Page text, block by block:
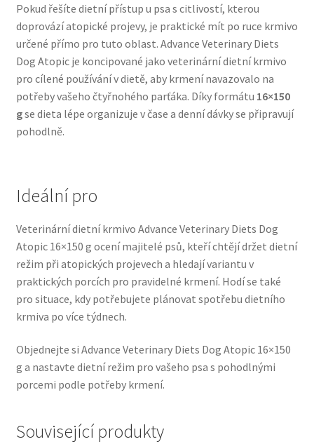
Ortopedické pelíšky
Přepravky pro psy
Purizon pro psy — Vysoký obsah masa, bez obilovin
Royal Canin pro psy
Vodítka a obojky
Wolf of Wilderness
Pokud řešíte dietní přístup u psa s citlivostí, kterou
doprovází atopické projevy, je praktické mít po ruce krmivo
určené přímo pro tuto oblast. Advance Veterinary Diets
Dog Atopic je koncipované jako veterinární dietní krmivo
pro cílené používání v dietě, aby krmení navazovalo na
potřeby vašeho čtyřnohého parťáka. Díky formátu 16×150
gse dieta lépe organizuje v čase a denní dávky se připravují
pohodlně.
Ideální pro
Veterinární dietní krmivo Advance Veterinary Diets Dog
Atopic 16×150 g ocení majitelé psů, kteří chtějí držet dietní
režim při atopických projevech a hledají variantu v
praktických porcích pro pravidelné krmení. Hodí se také
pro situace, kdy potřebujete plánovat spotřebu dietního
krmiva po více týdnech.
Objednejte si Advance Veterinary Diets Dog Atopic 16×150
g a nastavte dietní režim pro vašeho psa s pohodlnými
porcemi podle potřeby krmení.
Související produkty